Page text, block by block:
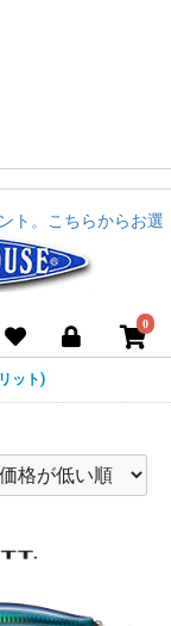
ト。こちらからお選
0
ット)